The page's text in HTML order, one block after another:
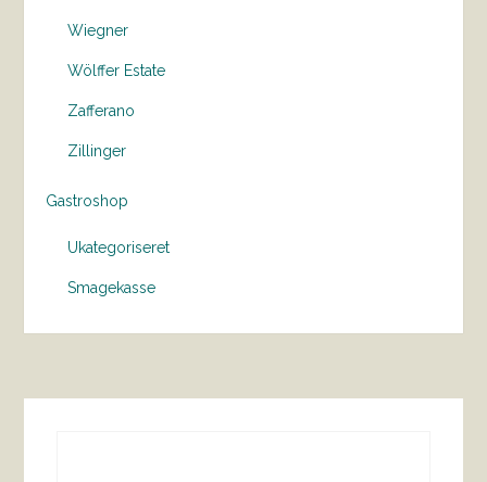
Wiegner
Wölffer Estate
Zafferano
Zillinger
Gastroshop
Ukategoriseret
Smagekasse